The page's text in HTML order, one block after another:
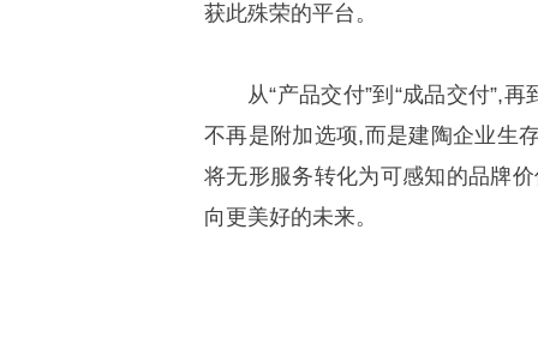
获此殊荣的平台。
从“产品交付”到“成品交付”,
不再是附加选项,而是建陶企业生
将无形服务转化为可感知的品牌
向更美好的未来。